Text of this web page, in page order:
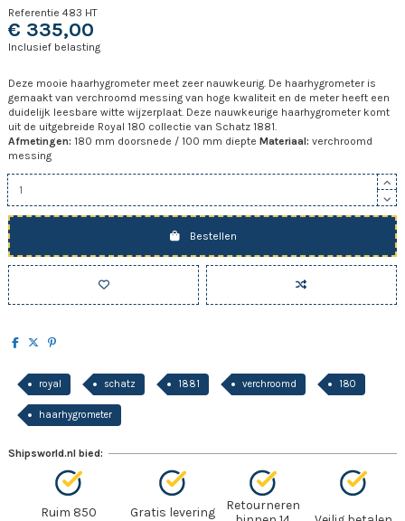
Referentie 483 HT
€ 335,00
Inclusief belasting
Deze mooie haarhygrometer meet zeer nauwkeurig. De haarhygrometer is
gemaakt van verchroomd messing van hoge kwaliteit en de meter heeft een
duidelijk leesbare witte wijzerplaat. Deze nauwkeurige haarhygrometer komt
uit de uitgebreide Royal 180 collectie van Schatz 1881.
Afmetingen: 180 mm doorsnede / 100 mm diepte Materiaal: verchroomd
messing
Bestellen
royal schatz 1881 verchroomd 180
haarhygrometer
Shipsworld.nl bied:
Ruim 850
Gratis levering
Retourneren